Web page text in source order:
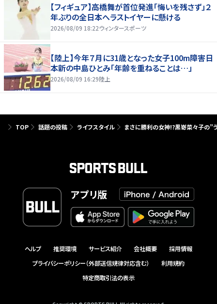
【フィギュア】高橋舞が首位発進「悔いを残さず」２
年ぶりの全日本へラストイヤーに懸ける
2026/08/09 18:22ウィンタースポーツ
【陸上】今年７月に31歳となった女子100m障害日
本新の中島ひとみ「年齢を重ねることは…」
2026/08/09 16:29陸上
TOP 話題の投稿 ライフスタイル まさに勝利の女神!?黒嵜菜々子の”
アプリ版
ヘルプ 推奨環境 サービス紹介 会社概要
採用情報
プライバシーポリシー（外部送信規律対応含む）
利用規約
特定商取引法の表示